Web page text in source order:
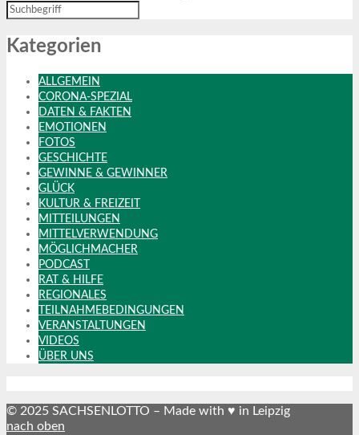
Kategorien
ALLGEMEIN
CORONA-SPEZIAL
DATEN & FAKTEN
EMOTIONEN
FOTOS
GESCHICHTE
GEWINNE & GEWINNER
GLÜCK
KULTUR & FREIZEIT
MITTEILUNGEN
MITTELVERWENDUNG
MÖGLICHMACHER
PODCAST
RAT & HILFE
REGIONALES
TEILNAHMEBEDINGUNGEN
VERANSTALTUNGEN
VIDEOS
ÜBER UNS
© 2025 SACHSENLOTTO – Made with ♥ in Leipzig
nach oben